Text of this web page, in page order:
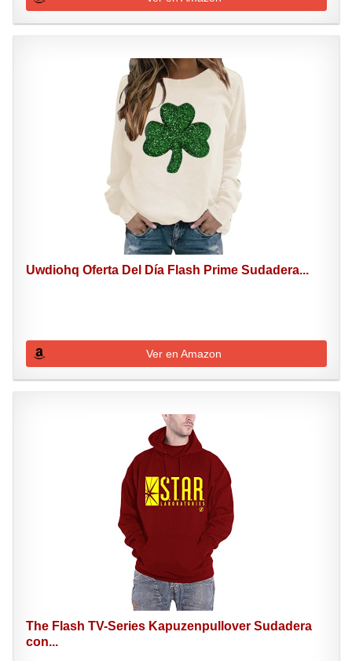
Uwdiohq Oferta Del Día Flash Prime Sudadera...
Ver en Amazon
The Flash TV-Series Kapuzenpullover Sudadera
con...